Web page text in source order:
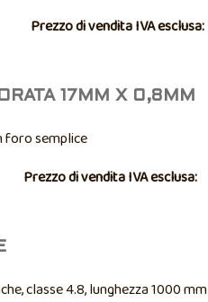
Prezzo di vendita IVA esclusa:
17MM X 0,8MM
foro semplice
Prezzo di vendita IVA esclusa:
classe 4.8, lunghezza 1000 mm